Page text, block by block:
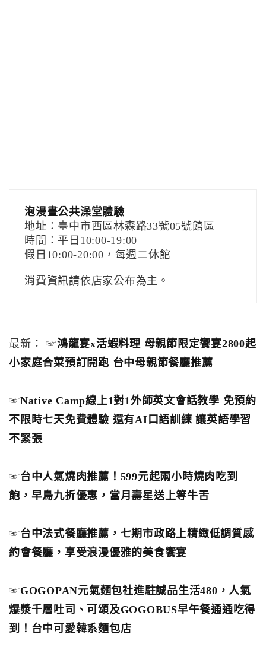
泡漫畫公共澡堂體驗
地址：臺中市西區林森路33號05號館區
時間：平日10:00-19:00
假日10:00-20:00，每週二休館
消費資訊請依店家公布為主。
最新： ☞鴻龍宴x活蝦料理 母親節限定饗宴2800起
小家庭合菜預訂開跑 台中母親節餐廳推薦
☞Native Camp線上1對1外師英文會話教學 免預約
不限時七天免費體驗 還有AI口語訓練 讓英語學習
不緊張
☞台中人氣燒肉推薦！599元起兩小時燒肉吃到
飽，早鳥九折優惠，當月壽星送上等牛舌
☞台中法式餐廳推薦，七期市政路上精緻低調質感
約會餐廳，享受浪漫優雅的美食饗宴
☞GOGOPAN元氣麵包社進駐誠品生活480，人氣
爆漿千層吐司、可頌及GOGOBUS早午餐通通吃得
到！台中可愛韓系麵包店